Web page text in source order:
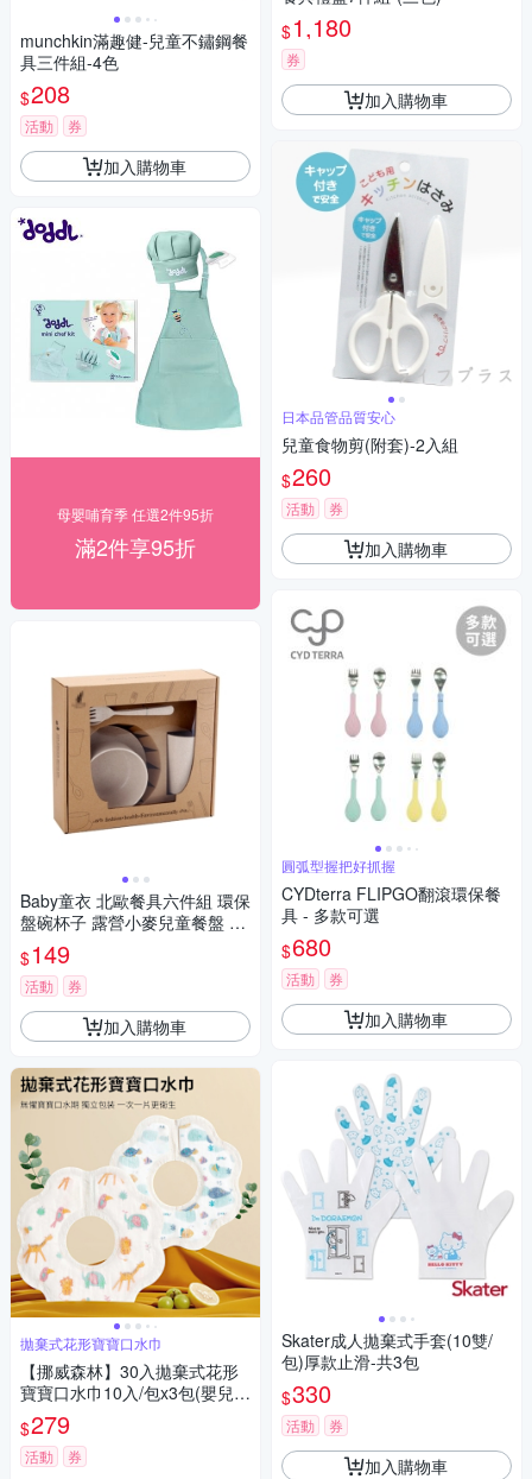
munchkin滿趣健-兒童不鏽鋼餐
具三件組-4色
$208
活動 券
加入購物車
母嬰哺育季 任選2件95折
滿2件享95折
Baby童衣 北歐餐具六件組 環保
盤碗杯子 露營小麥兒童餐盤 88
252
$149
活動 券
加入購物車
拋棄式花形寶寶口水巾
【挪威森林】30入拋棄式花形
寶寶口水巾10入/包x3包(嬰兒口
水巾 一次性口水巾 拋棄式圍
兜)
$279
活動 券
$1,180
券
加入購物車
日本品管品質安心
兒童食物剪(附套)-2入組
$260
活動 券
加入購物車
圓弧型握把好抓握
CYDterra FLIPGO翻滾環保餐
具 - 多款可選
$680
活動 券
加入購物車
Skater成人拋棄式手套(10雙/
包)厚款止滑-共3包
$330
活動 券
加入購物車